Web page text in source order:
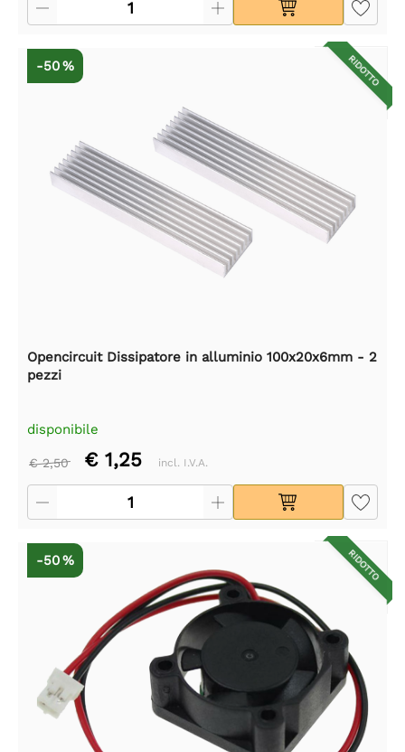
RIDOTTO
-50 %
Opencircuit Dissipatore in alluminio 100x20x6mm - 2
pezzi
disponibile
€ 2,50 € 1,25 incl. I.V.A.
RIDOTTO
-50 %